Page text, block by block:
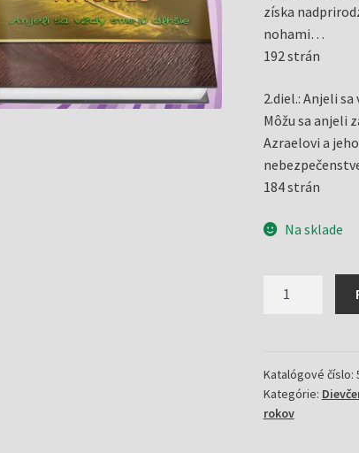
získa
nohami…
192 strán
2.diel.: Anjeli
Môžu sa anjeli
Azraelovi a
184 strán
Na sklade
Anjeli
sa
vždy
Katalógové číslo:
Kategórie:
rokov